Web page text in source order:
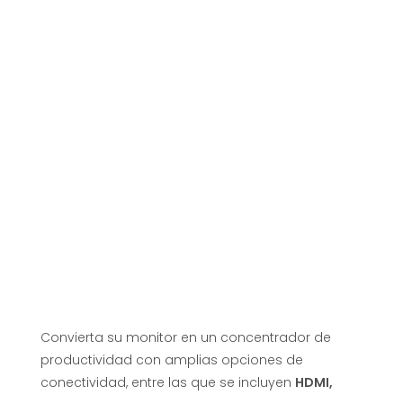
Convierta su monitor en un concentrador de
productividad con amplias opciones de
conectividad, entre las que se incluyen HDMI,